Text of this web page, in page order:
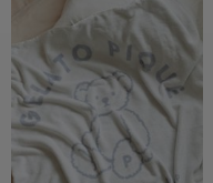
le coq sportif
ルコックスポルティフ
LeSportsac
レスポートサック
LILY BROWN
リリーブラウン